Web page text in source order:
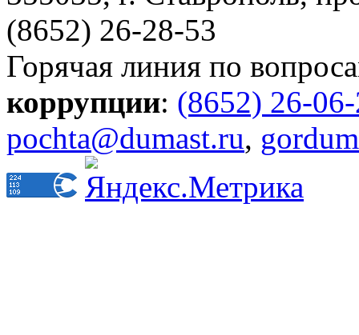
(8652) 26-28-53
Горячая линия по
коррупции: (8652) 26-
pochta@dumast.ru,